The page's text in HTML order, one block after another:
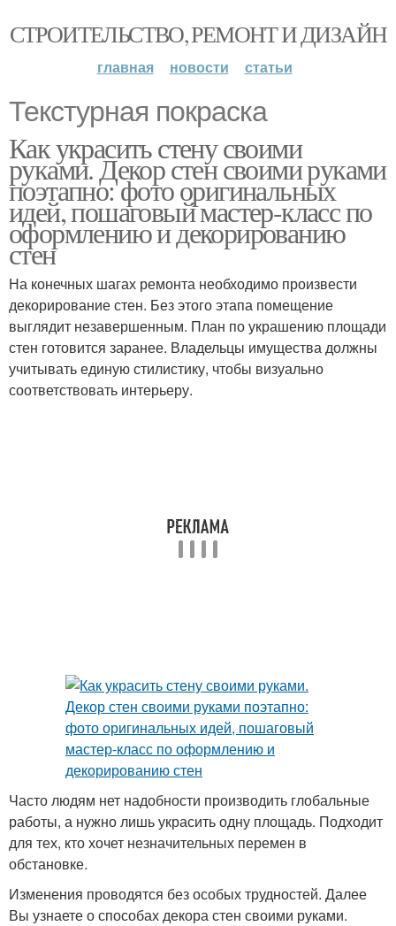
СТРОИТЕЛЬСТВО, РЕМОНТ И ДИЗАЙН
главная новости статьи
Текстурная покраска
Как украсить стену своими
руками. Декор стен своими руками
поэтапно: фото оригинальных
идей, пошаговый мастер-класс по
оформлению и декорированию
стен
На конечных шагах ремонта необходимо произвести
декорирование стен. Без этого этапа помещение
выглядит незавершенным. План по украшению площади
стен готовится заранее. Владельцы имущества должны
учитывать единую стилистику, чтобы визуально
соответствовать интерьеру.
Часто людям нет надобности производить глобальные
работы, а нужно лишь украсить одну площадь. Подходит
для тех, кто хочет незначительных перемен в
обстановке.
Изменения проводятся без особых трудностей. Далее
Вы узнаете о способах декора стен своими руками.